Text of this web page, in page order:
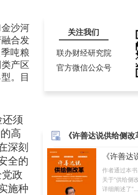
联办财经研究院
官方微信公众号
关注我们
《许善达
作者通过本
关于“供给侧
详细阐述了“...
《许善达说供给侧改
沙河
合发
吨粮
产区
。 目
须
高
深刻
全的
政
施种